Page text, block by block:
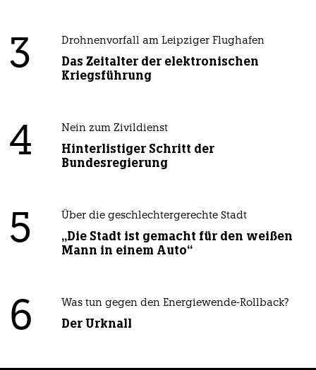
3 Drohnenvorfall am Leipziger Flughafen
Das Zeitalter der elektronischen
Kriegsführung
4 Nein zum Zivildienst
Hinterlistiger Schritt der
Bundesregierung
5 Über die geschlechtergerechte Stadt
„Die Stadt ist gemacht für den weißen
Mann in einem Auto“
6 Was tun gegen den Energiewende-Rollback?
Der Urknall